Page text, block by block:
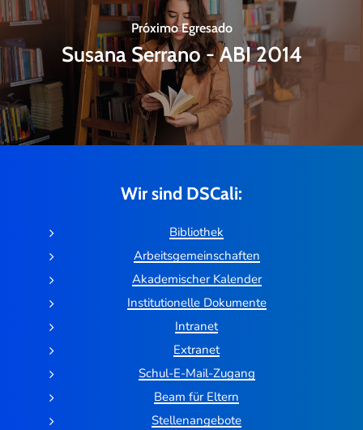
Próximo Egresado
Susana Serrano - ABI 2014
Wir sind DSCali:
Bibliothek
Arbeitsgemeinschaften
Akademischer Kalender
Institutionelle Dokumente
Intranet
Extranet
Schul-E-Mail-Zugang
Beam für Eltern
Stellenangebote